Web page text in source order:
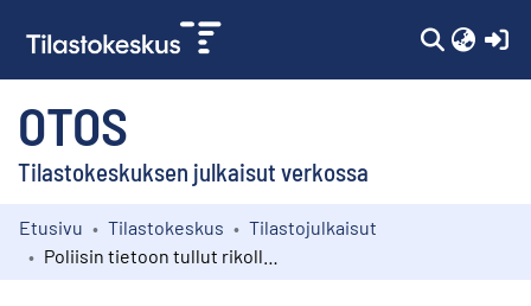
OTOS
Tilastokeskuksen julkaisut verkossa
Kokoelmat
Etusivu Tilastokeskus
Tilastojulkaisut